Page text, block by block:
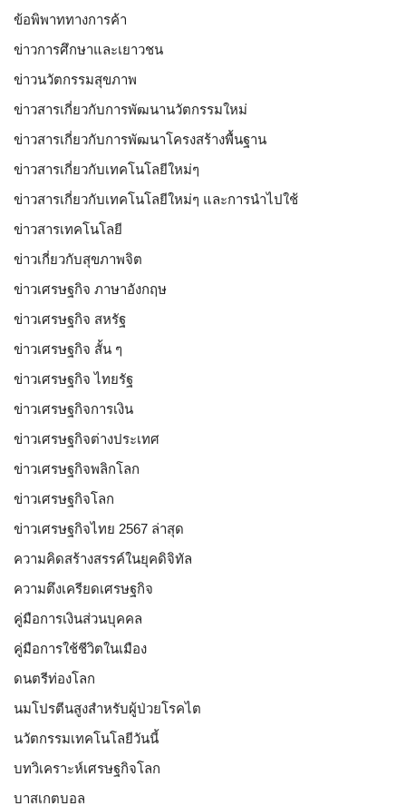
ข้อพิพาททางการค้า
ข่าวการศึกษาและเยาวชน
ข่าวนวัตกรรมสุขภาพ
ข่าวสารเกี่ยวกับการพัฒนานวัตกรรมใหม่
ข่าวสารเกี่ยวกับการพัฒนาโครงสร้างพื้นฐาน
ข่าวสารเกี่ยวกับเทคโนโลยีใหม่ๆ
ข่าวสารเกี่ยวกับเทคโนโลยีใหม่ๆ และการนำไปใช้
ข่าวสารเทคโนโลยี
ข่าวเกี่ยวกับสุขภาพจิต
ข่าวเศรษฐกิจ ภาษาอังกฤษ
ข่าวเศรษฐกิจ สหรัฐ
ข่าวเศรษฐกิจ สั้น ๆ
ข่าวเศรษฐกิจ ไทยรัฐ
ข่าวเศรษฐกิจการเงิน
ข่าวเศรษฐกิจต่างประเทศ
ข่าวเศรษฐกิจพลิกโลก
ข่าวเศรษฐกิจโลก
ข่าวเศรษฐกิจไทย 2567 ล่าสุด
ความคิดสร้างสรรค์ในยุคดิจิทัล
ความตึงเครียดเศรษฐกิจ
คู่มือการเงินส่วนบุคคล
คู่มือการใช้ชีวิตในเมือง
ดนตรีท่องโลก
นมโปรตีนสูงสำหรับผู้ป่วยโรคไต
นวัตกรรมเทคโนโลยีวันนี้
บทวิเคราะห์เศรษฐกิจโลก
บาสเกตบอล